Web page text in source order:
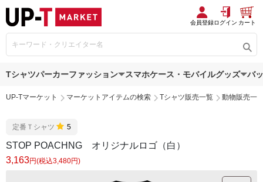
会員登録ログイン カート
Tシャツパーカーファッション スマホケース・モバイルグッズ バ
UP-Tマーケット マーケットアイテムの検索 Tシャツ販売一覧 動物販売一
定番Ｔシャツ 5
STOP POACHNG オリジナルロゴ（白）
3,163円(税込3,480円)